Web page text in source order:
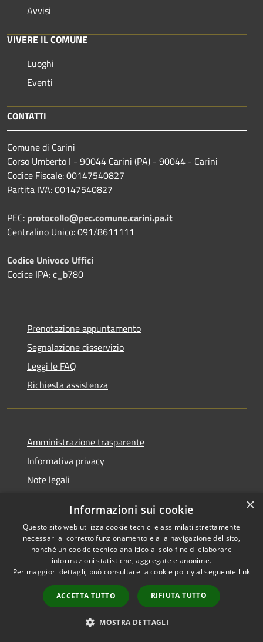
Avvisi
VIVERE IL COMUNE
Luoghi
Eventi
CONTATTI
Comune di Carini
Corso Umberto I - 90044 Carini (PA) - 90044 - Carini
Codice Fiscale: 00147540827
Partita IVA: 00147540827
PEC: protocollo@pec.comune.carini.pa.it
Centralino Unico: 091/8611111
Codice Univoco Uffici
Codice IPA: c_b780
Prenotazione appuntamento
Segnalazione disservizio
Leggi le FAQ
Richiesta assistenza
Amministrazione trasparente
Informativa privacy
Note legali
Privacy e protezione dei dati
RSS
Accessibilità
Copyright © 2026 • Comune di
Carini • Powered by
Municipium•Accesso
×
Informazioni sui cookie
Questo sito web utilizza cookie tecnici e assimilati strettamente
necessari al corretto funzionamento e alla navigazione del sito,
nonché un cookie tecnico analitico al solo fine di elaborare
informazioni statistiche, aggregate e anonime.
Per maggiori dettagli, può consultare la cookie policy al seguente link
ACCETTA TUTTO RIFIUTA TUTTO
MOSTRA DETTAGLI